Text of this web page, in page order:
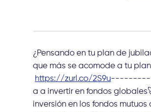
¿Pensando en tu plan de
que más se acomode a tu
https://zurl.co/2S9u
a a invertir en fondos
inversión en los fondos